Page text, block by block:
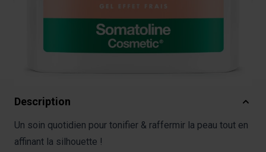
Out of stock-Available in pharmacy
BHPC-SCACTI-0001
Description
Un soin quotidien pour tonifier & raffermir la peau tout en
affinant la silhouette !